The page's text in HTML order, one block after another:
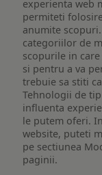
experienta web
permiteti
anumite
categoriilor de
scopurile in
si pentru a va
trebuie sa stiti
Tehnologii de
influenta
le putem oferi.
website, puteti
pe sectiunea
paginii.